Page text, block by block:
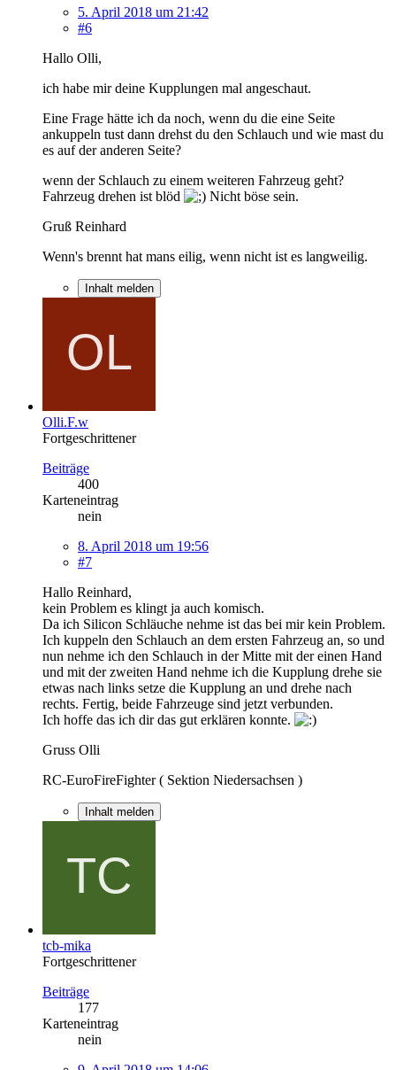
5. April 2018 um 21:42
#6
Hallo Olli,
ich habe mir deine Kupplungen mal angeschaut.
Eine Frage hätte ich da noch, wenn du die eine Seite
ankuppeln tust dann drehst du den Schlauch und wie mast du
es auf der anderen Seite?
wenn der Schlauch zu einem weiteren Fahrzeug geht?
Fahrzeug drehen ist blöd
Nicht böse sein.
Gruß Reinhard
Wenn's brennt hat mans eilig, wenn nicht ist es langweilig.
Inhalt melden
Olli.F.w
Fortgeschrittener
Beiträge
400
Karteneintrag
nein
8. April 2018 um 19:56
#7
Hallo Reinhard,
kein Problem es klingt ja auch komisch.
Da ich Silicon Schläuche nehme ist das bei mir kein Problem.
Ich kuppeln den Schlauch an dem ersten Fahrzeug an, so und
nun nehme ich den Schlauch in der Mitte mit der einen Hand
und mit der zweiten Hand nehme ich die Kupplung drehe sie
etwas nach links setze die Kupplung an und drehe nach
rechts. Fertig, beide Fahrzeuge sind jetzt verbunden.
Ich hoffe das ich dir das gut erklären konnte.
Gruss Olli
RC-EuroFireFighter ( Sektion Niedersachsen )
Inhalt melden
tcb-mika
Fortgeschrittener
Beiträge
177
Karteneintrag
nein